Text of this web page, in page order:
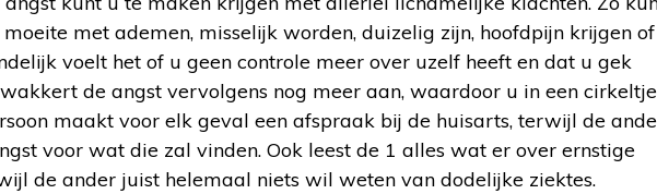
met ademen, misselijk worden, duizelig zijn, hoofdpijn krijgen of
voelt het of u geen controle meer over uzelf heeft en dat u gek
de angst vervolgens nog meer aan, waardoor u in een cirkeltje
maakt voor elk geval een afspraak bij de huisarts, terwijl de
voor wat die zal vinden. Ook leest de 1 alles wat er over ernstige
de ander juist helemaal niets wil weten van dodelijke ziektes.